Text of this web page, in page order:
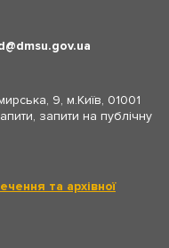
dmsu.gov.ua
9, м.Київ, 01001
запити на публічну
та архівної